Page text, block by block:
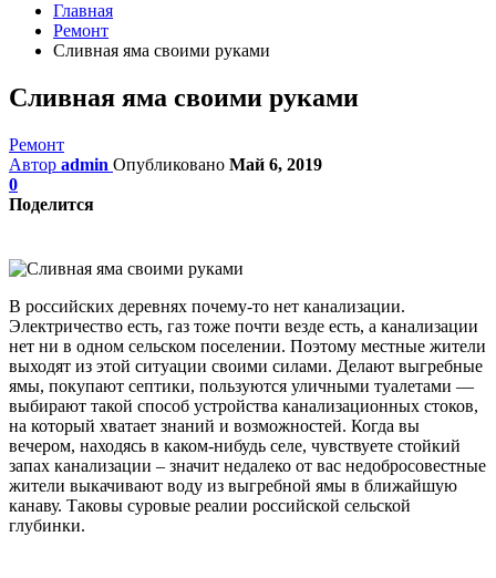
Главная
Ремонт
Сливная яма своими руками
Сливная яма своими руками
Ремонт
Автор admin Опубликовано Май 6, 2019
0
Поделится
В российских деревнях почему-то нет канализации.
Электричество есть, газ тоже почти везде есть, а канализации
нет ни в одном сельском поселении. Поэтому местные жители
выходят из этой ситуации своими силами. Делают выгребные
ямы, покупают септики, пользуются уличными туалетами —
выбирают такой способ устройства канализационных стоков,
на который хватает знаний и возможностей. Когда вы
вечером, находясь в каком-нибудь селе, чувствуете стойкий
запах канализации – значит недалеко от вас недобросовестные
жители выкачивают воду из выгребной ямы в ближайшую
канаву. Таковы суровые реалии российской сельской
глубинки.